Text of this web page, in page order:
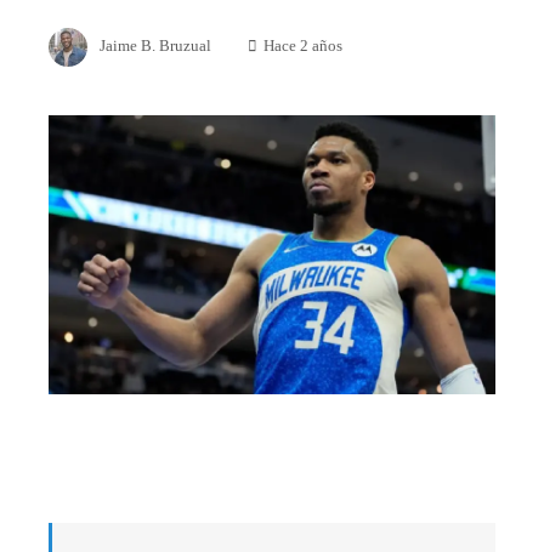
Jaime B. Bruzual Hace 2 años